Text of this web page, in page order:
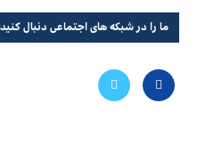
ما را در شبکه های اجتماعی دنبال کنید